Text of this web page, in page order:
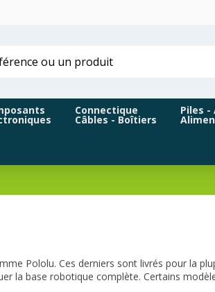
Connectique
Câbles - Boîtiers
Piles -
Pololu. Ces derniers sont livrés pour la
la base robotique complète. Certains